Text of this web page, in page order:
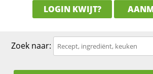
LOGIN KWIJT?
Zoek naar: